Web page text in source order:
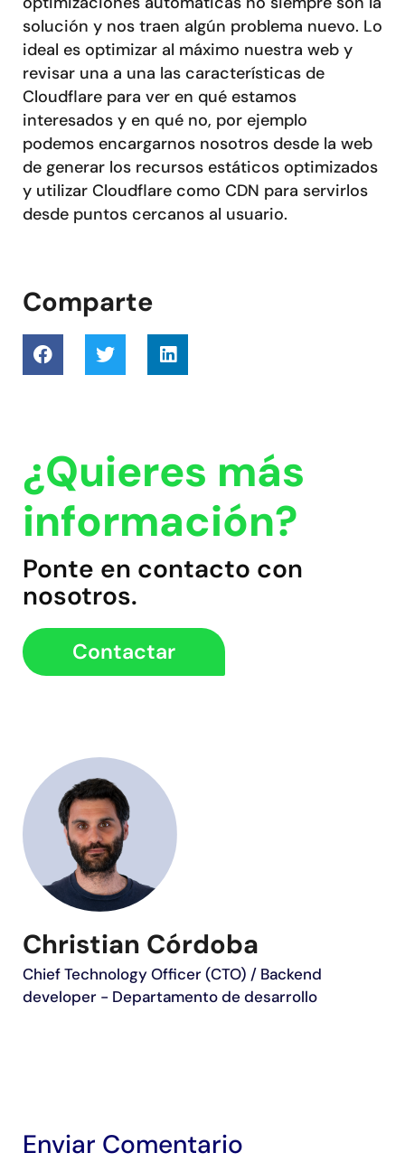
solución y nos traen algún problema nuevo. Lo
ideal es optimizar al máximo nuestra web y
revisar una a una las características de
Cloudflare para ver en qué estamos
interesados y en qué no, por ejemplo
podemos encargarnos nosotros desde la web
de generar los recursos estáticos optimizados
y utilizar Cloudflare como CDN para servirlos
desde puntos cercanos al usuario.
Comparte
¿Quieres más
información?
Ponte en contacto con
nosotros.
Contactar
Christian Córdoba
Chief Technology Officer (CTO) / Backend
developer - Departamento de desarrollo
Enviar Comentario